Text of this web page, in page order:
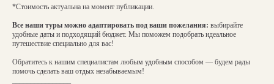
*Стоимость актуальна на момент публикации.
Все наши туры можно адаптировать под ваши пожелания: выбирайте
удобные даты и подходящий бюджет. Мы поможем подобрать идеальное
путешествие специально для вас!
Обратитесь к нашим специалистам любым удобным способом — будем рады
помочь сделать ваш отдых незабываемым!